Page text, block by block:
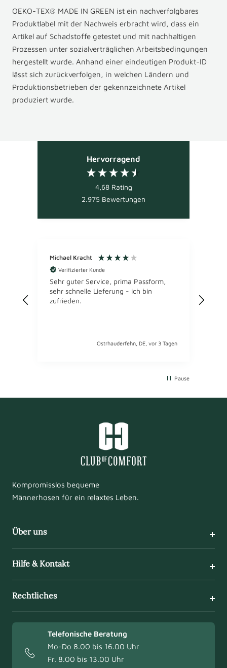
OEKO-TEX® MADE IN GREEN ist ein nachverfolgbares
Produktlabel mit der Nachweis erbracht wird, dass ein
Artikel auf Schadstoffe getestet und mit nachhaltigen
Prozessen unter sozialverträglichen Arbeitsbedingungen
hergestellt wurde. Anhand einer eindeutigen Produkt-ID
lässt sich zurückverfolgen, in welchen Ländern und
Produktionsbetrieben der gekennzeichnete Artikel
produziert wurde.
Hervorragend
4,68 Rating
2.975 Bewertungen
Michael Kracht
Verifizierter Kunde
Sehr guter Service, prima Passform,
sehr schnelle Lieferung - ich bin
zufrieden.
Ostrhauderfehn, DE, vor 3 Tagen
Pause
Kompromisslos bequeme
Männerhosen für ein relaxtes Leben.
Über uns
Hilfe & Kontakt
Rechtliches
Telefonische Beratung
Mo-Do 8.00 bis 16.00 Uhr
Fr. 8.00 bis 13.00 Uhr